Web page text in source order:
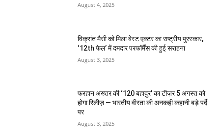
August 4, 2025
विक्रांत मैसी को मिला बेस्ट एक्टर का राष्ट्रीय पुरस्कार,
‘12th फेल’ में दमदार परफॉर्मेंस की हुई सराहना
August 3, 2025
फरहान अख्तर की ‘120 बहादुर’ का टीज़र 5 अगस्त को
होगा रिलीज़ — भारतीय वीरता की अनकही कहानी बड़े पर्दे
पर
August 3, 2025